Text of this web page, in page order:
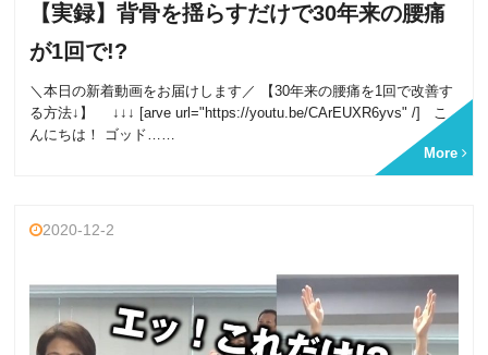
【実録】背骨を揺らすだけで30年来の腰痛
が1回で!?
＼本日の新着動画をお届けします／ 【30年来の腰痛を1回で改善す
る方法↓】 ↓↓↓ [arve url="https://youtu.be/CArEUXR6yvs" /] こ
んにちは！ ゴッド……
More
2020-12-2